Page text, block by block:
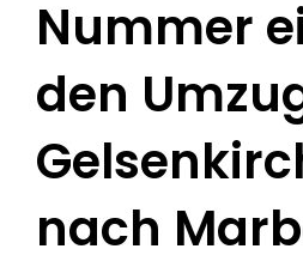
Nummer
den
nach